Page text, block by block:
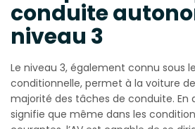
conduite
niveau 3
Le niveau 3, également connu sous
conditionnelle, permet à la voiture
majorité des tâches de conduite. En
signifie que même dans les